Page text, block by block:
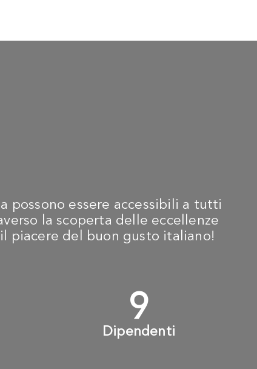
possono essere accessibili a tutti
la scoperta delle eccellenze
piacere del buon gusto italiano!
10+
Dipendenti